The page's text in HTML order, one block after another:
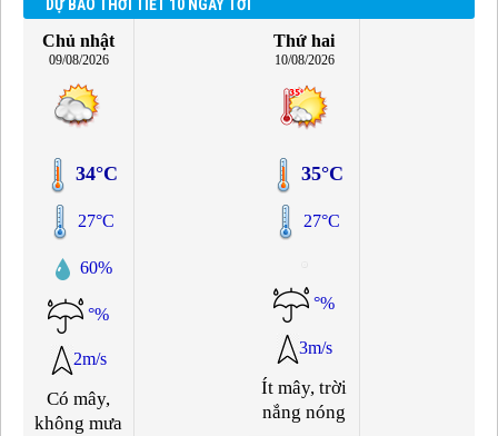
DỰ BÁO THỜI TIẾT 10 NGÀY TỚI
Chủ nhật
09/08/2026
34°C
27°C
60%
°%
2m/s
Có mây,
không mưa
Thứ hai
10/08/2026
35°C
27°C
°%
3m/s
Ít mây, trời
nắng nóng